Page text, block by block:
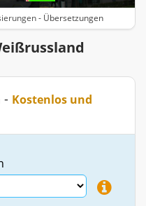
- Übersetzungen
- Kostenlos und